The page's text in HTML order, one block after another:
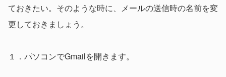
ておきたい。そのような時に、メールの送信時の名前を変
更しておきましょう。
１．パソコンでGmailを開きます。